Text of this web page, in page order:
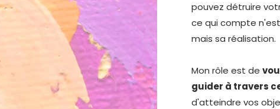
pouvez détruire
ce qui compte
mais sa réalisation.
Mon rôle est de
guider à travers
d'atteindre vos